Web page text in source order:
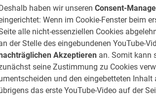
haben wir unseren Consent-
Wenn im Cookie-Fenster beim
alle nicht-essenziellen Cookies
der Stelle des eingebundenen YouTube-
Akzeptierenan. Somit kann
seine Zustimmung zu Cookies
und den eingebetteten Inhalt
das erste YouTube-Video auf der